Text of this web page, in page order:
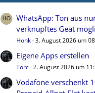
WhatsApp: Ton aus
verknüpftes Geät
Honk 3. August 2026 um
Eigene Apps erstellen
Torc 2. August 2026 um
Vodafone verschenkt